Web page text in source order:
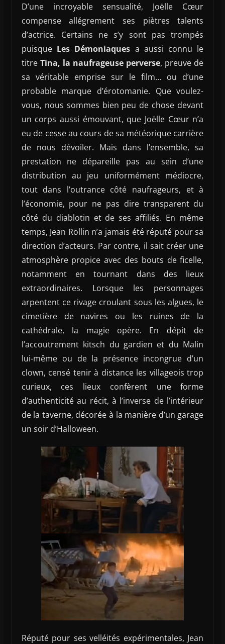
D’une incroyable sensualité, Joëlle Cœur
compense allégrement ses piètres talents
d’actrice. Certains ne s’y sont pas trompés
puisque Les Démoniaques a aussi connu le
titre Tina, la naufrageuse perverse, preuve de
sa véritable emprise sur le film… ou d’une
probable marque d’érotomanie. Que voulez-
vous, nous sommes bien peu de chose devant
un corps aussi émouvant, que Joëlle Cœur n’a
eu de cesse au cours de sa météorique carrière
de nous dévoiler. Mais dans l’ensemble, sa
prestation ne dépareille pas au sein d’une
distribution au jeu uniformément médiocre,
tout dans l’outrance côté naufrageurs, et à
l’économie, pour ne pas dire transparent du
côté du diablotin et de ses affiliés. En même
temps, Jean Rollin n’a jamais été réputé pour sa
direction d’acteurs. Par contre, il sait créer une
atmosphère propice avec des bouts de ficelle,
notamment en tournant dans des lieux
extraordinaires. Lorsque les personnages
arpentent ce rivage croulant sous les algues, le
cimetière de navires ou les ruines de la
cathédrale, la magie opère. En dépit de
l’accoutrement kitsch du gardien et du Malin
lui-même ou de la présence incongrue d’un
clown, censé tenir à distance les villageois trop
curieux, ces lieux confèrent une forme
d’authenticité au récit, à l’inverse de l’intérieur
de la taverne, décorée à la manière d’un garage
un soir d’Halloween.
Réputé pour ses velléités expérimentales, Jean